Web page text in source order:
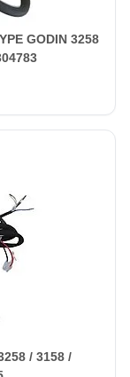
GODIN 3258
/ 3158 /